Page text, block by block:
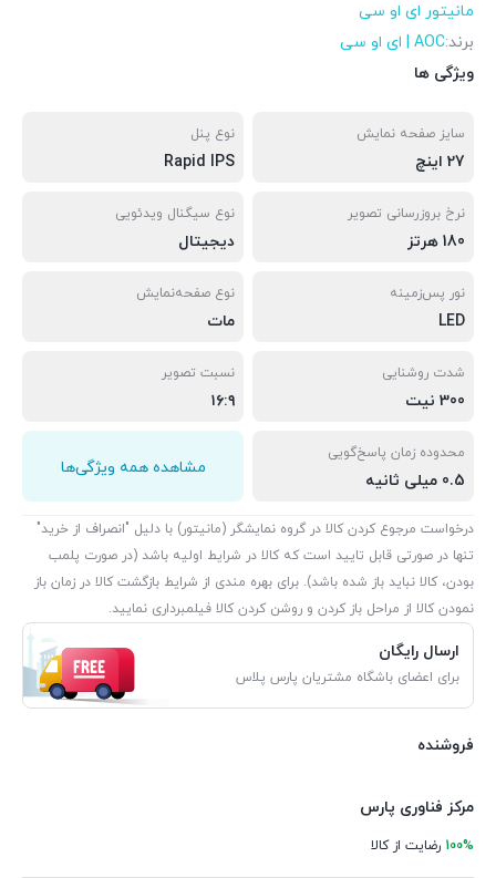
مانیتور ای او سی
برند:AOC | ای او سی
ویژگی ها
سایز صفحه نمایش
27 اینچ
نوع پنل
Rapid IPS
نرخ بروزرسانی تصویر
180 هرتز
نوع سیگنال ویدئویی
دیجیتال
نور پس‌زمینه
LED
نوع صفحه‌نمایش
مات
شدت روشنایی
300 نیت
نسبت تصویر
۱۶:۹
محدوده زمان پاسخ‌گویی
0.5 میلی ثانیه
مشاهده همه ویژگی‌ها
درخواست مرجوع کردن کالا در گروه نمایشگر (مانیتور) با دلیل "انصراف از خرید"
تنها در صورتی قابل تایید است که کالا در شرایط اولیه باشد (در صورت پلمب
بودن، کالا نباید باز شده باشد). برای بهره مندی از شرایط بازگشت کالا در زمان باز
نمودن کالا از مراحل باز کردن و روشن کردن کالا فیلمبرداری نمایید.
ارسال رایگان
برای اعضای باشگاه مشتریان پارس پلاس
فروشنده
مرکز فناوری پارس
100% رضایت از کالا